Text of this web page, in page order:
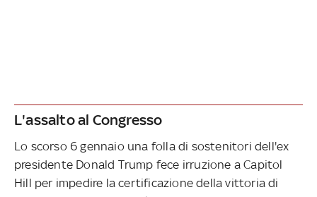
L'assalto al Congresso
Lo scorso 6 gennaio una folla di sostenitori dell'ex
presidente Donald Trump fece irruzione a Capitol
Hill per impedire la certificazione della vittoria di